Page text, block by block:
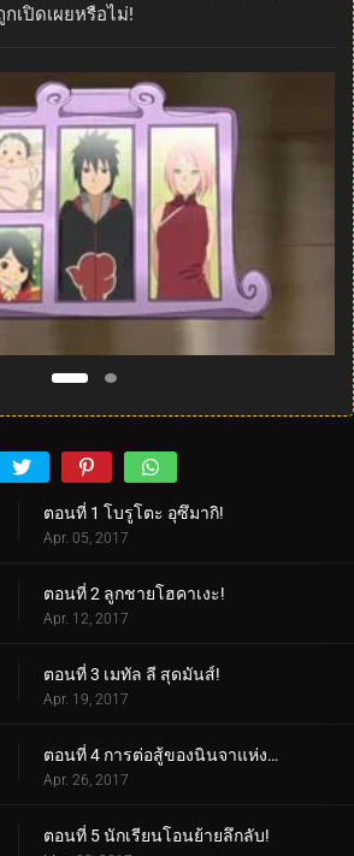
เปิดเผยหรือไม่!
ตอนที่ 1 โบรูโตะ อุซึมากิ!
Apr. 05, 2017
ตอนที่ 2 ลูกชายโฮคาเงะ!
Apr. 12, 2017
ตอนที่ 3 เมทัล ลี สุดมันส์!
Apr. 19, 2017
ตอนที่ 4 การต่อสู้ของนินจาแห่งเพศ!
Apr. 26, 2017
ตอนที่ 5 นักเรียนโอนย้ายลึกลับ!